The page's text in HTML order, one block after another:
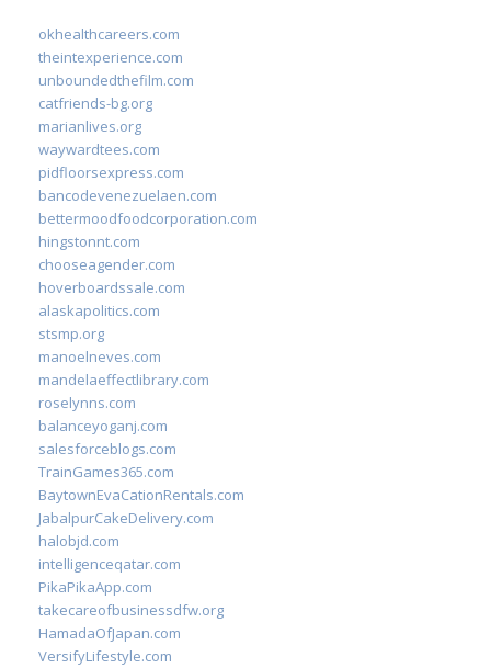
okhealthcareers.com
theintexperience.com
unboundedthefilm.com
catfriends-bg.org
marianlives.org
waywardtees.com
pidfloorsexpress.com
bancodevenezuelaen.com
bettermoodfoodcorporation.com
hingstonnt.com
chooseagender.com
hoverboardssale.com
alaskapolitics.com
stsmp.org
manoelneves.com
mandelaeffectlibrary.com
roselynns.com
balanceyoganj.com
salesforceblogs.com
TrainGames365.com
BaytownEvaCationRentals.com
JabalpurCakeDelivery.com
halobjd.com
intelligenceqatar.com
PikaPikaApp.com
takecareofbusinessdfw.org
HamadaOfJapan.com
VersifyLifestyle.com